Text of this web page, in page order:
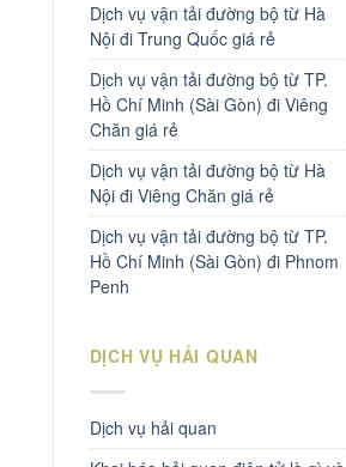
Dịch vụ vận tải đường bộ từ Hà
Nội đi Trung Quốc giá rẻ
Dịch vụ vận tải đường bộ từ TP.
Hồ Chí Minh (Sài Gòn) đi Viêng
Chăn giá rẻ
Dịch vụ vận tải đường bộ từ Hà
Nội đi Viêng Chăn giá rẻ
Dịch vụ vận tải đường bộ từ TP.
Hồ Chí Minh (Sài Gòn) đi Phnom
Penh
DỊCH VỤ HẢI QUAN
Dịch vụ hải quan